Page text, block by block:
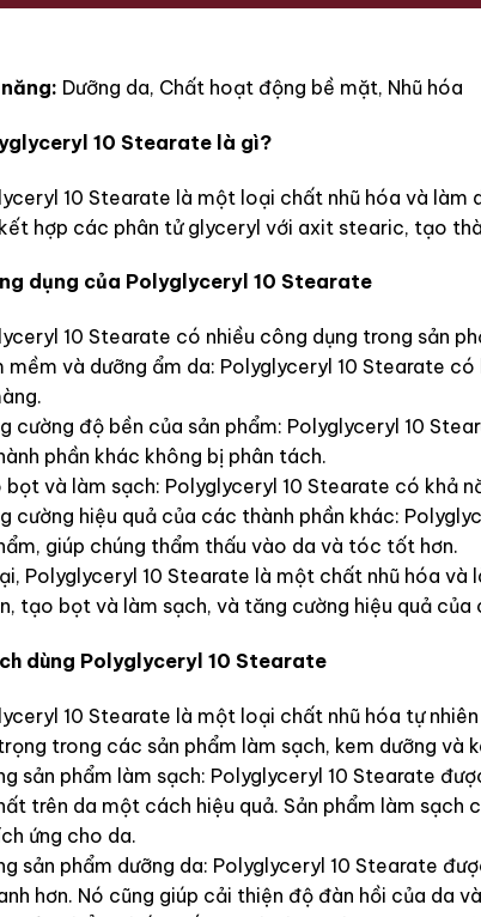
Dưỡng da, Chất hoạt động bề mặt, Nhũ hóa
10 Stearate là gì?
10 Stearate là một loại chất nhũ hóa và
hợp các phân tử glyceryl với axit stearic, tạo
dụng của Polyglyceryl 10 Stearate
10 Stearate có nhiều công dụng trong sản
mềm và dưỡng ẩm da: Polyglyceryl 10 Stearate
cường độ bền của sản phẩm: Polyglyceryl 10
phần khác không bị phân tách.
bọt và làm sạch: Polyglyceryl 10 Stearate có khả
cường hiệu quả của các thành phần khác:
giúp chúng thẩm thấu vào da và tóc tốt hơn.
Polyglyceryl 10 Stearate là một chất nhũ hóa
tạo bọt và làm sạch, và tăng cường hiệu quả của
dùng Polyglyceryl 10 Stearate
10 Stearate là một loại chất nhũ hóa tự
trong các sản phẩm làm sạch, kem dưỡng và
sản phẩm làm sạch: Polyglyceryl 10 Stearate
trên da một cách hiệu quả. Sản phẩm làm sạch
ứng cho da.
sản phẩm dưỡng da: Polyglyceryl 10 Stearate
hơn. Nó cũng giúp cải thiện độ đàn hồi của da